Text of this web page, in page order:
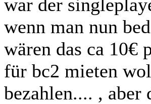
war der
wenn man nun
wären das ca 10€
für bc2 mieten
bezahlen.... , aber